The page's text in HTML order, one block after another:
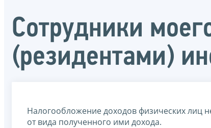
Сотрудники
(резидентами)
Налогообложение доходов физических лиц
от вида полученного ими дохода.